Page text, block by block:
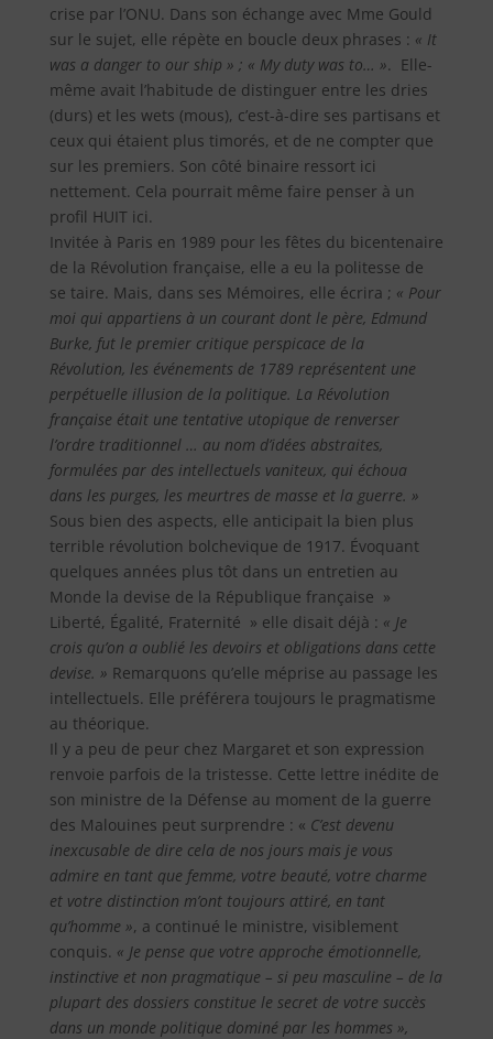
crise par l’ONU. Dans son échange avec Mme Gould
sur le sujet, elle répète en boucle deux phrases : « It
was a danger to our ship » ; « My duty was to… ». Elle-
même avait l’habitude de distinguer entre les dries
(durs) et les wets (mous), c’est-à-dire ses partisans et
ceux qui étaient plus timorés, et de ne compter que
sur les premiers. Son côté binaire ressort ici
nettement. Cela pourrait même faire penser à un
profil HUIT ici.
Invitée à Paris en 1989 pour les fêtes du bicentenaire
de la Révolution française, elle a eu la politesse de
se taire. Mais, dans ses Mémoires, elle écrira ; « Pour
moi qui appartiens à un courant dont le père, Edmund
Burke, fut le premier critique perspicace de la
Révolution, les événements de 1789 représentent une
perpétuelle illusion de la politique. La Révolution
française était une tentative utopique de renverser
l’ordre traditionnel … au nom d’idées abstraites,
formulées par des intellectuels vaniteux, qui échoua
dans les purges, les meurtres de masse et la guerre. »
Sous bien des aspects, elle anticipait la bien plus
terrible révolution bolchevique de 1917. Évoquant
quelques années plus tôt dans un entretien au
Monde la devise de la République française »
Liberté, Égalité, Fraternité » elle disait déjà : « Je
crois qu’on a oublié les devoirs et obligations dans cette
devise. » Remarquons qu’elle méprise au passage les
intellectuels. Elle préférera toujours le pragmatisme
au théorique.
Il y a peu de peur chez Margaret et son expression
renvoie parfois de la tristesse. Cette lettre inédite de
son ministre de la Défense au moment de la guerre
des Malouines peut surprendre : « C’est devenu
inexcusable de dire cela de nos jours mais je vous
admire en tant que femme, votre beauté, votre charme
et votre distinction m’ont toujours attiré, en tant
qu’homme », a continué le ministre, visiblement
conquis. « Je pense que votre approche émotionnelle,
instinctive et non pragmatique – si peu masculine – de la
plupart des dossiers constitue le secret de votre succès
dans un monde politique dominé par les hommes »,